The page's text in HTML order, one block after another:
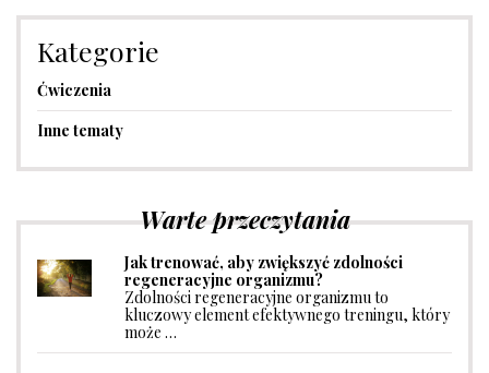
Kategorie
Ćwiczenia
Inne tematy
Warte przeczytania
Jak trenować, aby zwiększyć zdolności
regeneracyjne organizmu?
Zdolności regeneracyjne organizmu to
kluczowy element efektywnego treningu, który
może …